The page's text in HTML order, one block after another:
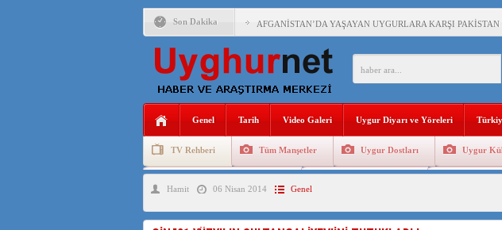
Son Dakika AFGANİSTAN’DA YAŞAYAN UYGURLARA KARŞI
ANAHTAR PARTİ GENEL BAŞKANI AĞIRALİOĞLU :
ÇİN’İN DOĞU TÜRKİSTAN’DAKİ UYGULAMALARI
DİYANET AKADEMİSİ BAŞKANI DOÇ.DR.KAAN : DOĞU
ÇİN’İN UYGUR POLİTİKALARINI ÖVEN DİYANET
MHP’DEN URUMÇİ KATLİAMI MESAJİ : 05.07.2009
Genel Tarih Video Galeri Uygur Diyarı ve Yöreleri
TV Rehberi Tüm Manşetler Uygur Dostları Uygur
Uygurlarda Düğün ve Cenaze
Hamit 06 Nisan 2014 Genel